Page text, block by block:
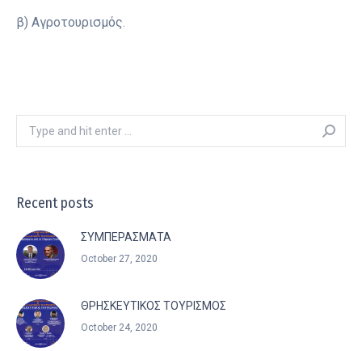
β) Αγροτουρισμός.
Search:
Recent posts
ΣΥΜΠΕΡΑΣΜΑΤΑ
October 27, 2020
ΘΡΗΣΚΕΥΤΙΚΟΣ ΤΟΥΡΙΣΜΟΣ
October 24, 2020